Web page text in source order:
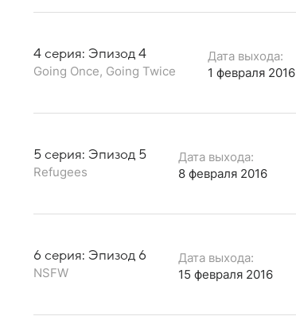
4 серия: Эпизод 4
Going Once, Going Twice
Дата выхода:
1 февраля 2016
5 серия: Эпизод 5
Refugees
Дата выхода:
8 февраля 2016
6 серия: Эпизод 6
NSFW
Дата выхода:
15 февраля 2016